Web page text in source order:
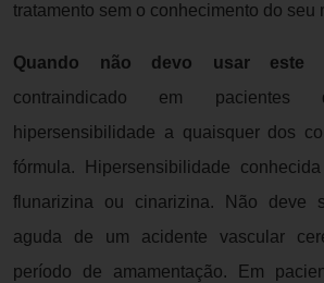
tratamento sem o conhecimento do seu
Quando não devo usar este
contraindicado em pacientes
hipersensibilidade a quaisquer dos
fórmula. Hipersensibilidade
flunarizina ou cinarizina. Não deve
aguda de um acidente vascular
período de amamentação. Em